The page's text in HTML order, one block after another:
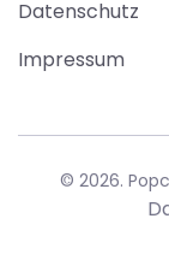
Datenschutz
Impressum
© 2026.